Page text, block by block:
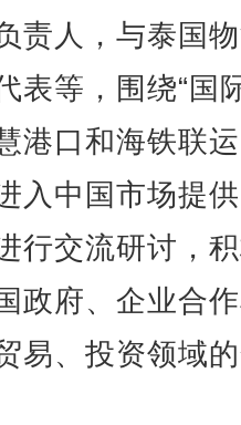
责人，与泰国
表等，围绕“国
港口和海铁联
入中国市场提
行交流研讨，
政府、企业合
易、投资领域